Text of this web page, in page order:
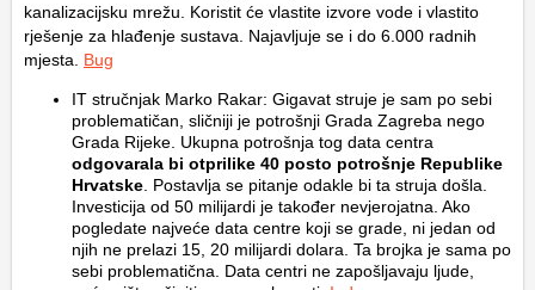
kanalizacijsku mrežu. Koristit će vlastite izvore vode i vlastito
rješenje za hlađenje sustava. Najavljuje se i do 6.000 radnih
mjesta. Bug
IT stručnjak Marko Rakar: Gigavat struje je sam po sebi
problematičan, sličniji je potrošnji Grada Zagreba nego
Grada Rijeke. Ukupna potrošnja tog data centra
odgovarala bi otprilike 40 posto potrošnje Republike
Hrvatske . Postavlja se pitanje odakle bi ta struja došla.
Investicija od 50 milijardi je također nevjerojatna. Ako
pogledate najveće data centre koji se grade, ni jedan od
njih ne prelazi 15, 20 milijardi dolara. Ta brojka je sama po
sebi problematična. Data centri ne zapošljavaju ljude,